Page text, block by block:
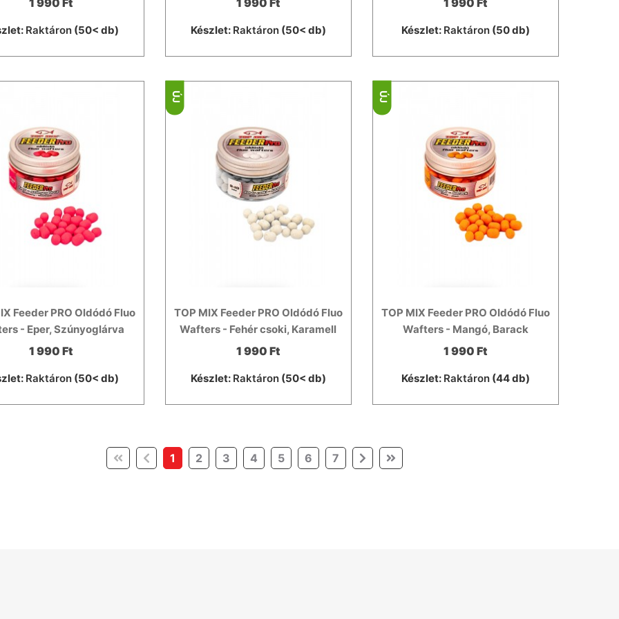
1 990 Ft
Raktáron(50< db)
1 990 Ft
Készlet: Raktáron(50< db)
1 990 Ft
Készlet: Raktáron(50 db)
Feeder PRO Oldódó Fluo
- Eper, Szúnyoglárva
1 990 Ft
Raktáron(50< db)
TOP MIX Feeder PRO Oldódó Fluo
Wafters - Fehér csoki, Karamell
1 990 Ft
Készlet: Raktáron(50< db)
ÚJ
TOP MIX Feeder PRO Oldódó Fluo
Wafters - Mangó, Barack
1 990 Ft
Készlet: Raktáron(44 db)
ÚJ
1 (current)
2 3 4 5 6 7